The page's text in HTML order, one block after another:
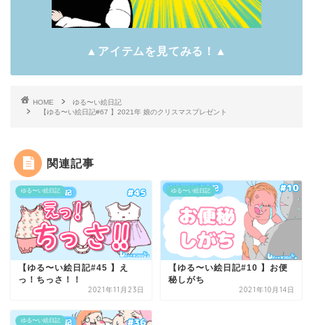
▲アイテムを見てみる！▲
HOME
ゆる〜い絵日記
【ゆる〜い絵日記#67 】2021年 娘のクリスマスプレゼント
関連記事
ゆる〜い絵日記
【ゆる〜い絵日記#45 】え
っ！ちっさ！！
2021年11月23日
ゆる〜い絵日記
【ゆる〜い絵日記#10 】お便
秘しがち
2021年10月14日
ゆる〜い絵日記